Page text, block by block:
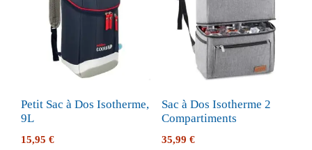
Petit Sac à Dos Isotherme,
9L
15,95 €
Sac à Dos Isotherme 2
Compartiments
35,99 €